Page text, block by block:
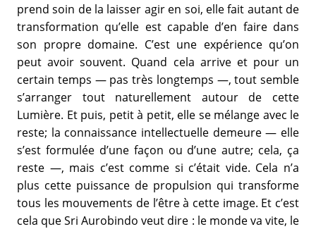
prend soin de la laisser agir en soi, elle fait autant de
transformation qu’elle est capable d’en faire dans
son propre domaine. C’est une expérience qu’on
peut avoir souvent. Quand cela arrive et pour un
certain temps — pas très longtemps —, tout semble
s’arranger tout naturellement autour de cette
Lumière. Et puis, petit à petit, elle se mélange avec le
reste; la connaissance intellectuelle demeure — elle
s’est formulée d’une façon ou d’une autre; cela, ça
reste —, mais c’est comme si c’était vide. Cela n’a
plus cette puissance de propulsion qui transforme
tous les mouvements de l’être à cette image. Et c’est
cela que Sri Aurobindo veut dire : le monde va vite, le